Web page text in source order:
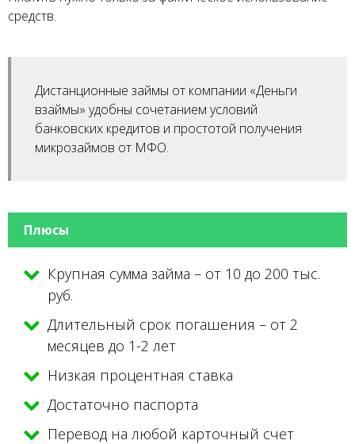
средств.
Дистанционные займы от компании «Деньги
взаймы» удобны сочетанием условий
банковских кредитов и простотой получения
микрозаймов от МФО.
Плюсы
Крупная сумма займа – от 10 до 200 тыс.
руб.
Длительный срок погашения – от 2
месяцев до 1-2 лет
Низкая процентная ставка
Достаточно паспорта
Перевод на любой карточный счет